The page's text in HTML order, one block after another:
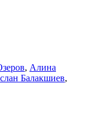
, Алина
Балакшиев,